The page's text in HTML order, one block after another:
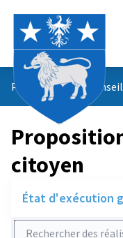
Propositions du
citoyen
État d'exécution
Rechercher des